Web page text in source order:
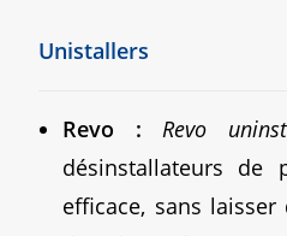
Unistallers
Revo : Revo
désinstallateurs de
efficace, sans